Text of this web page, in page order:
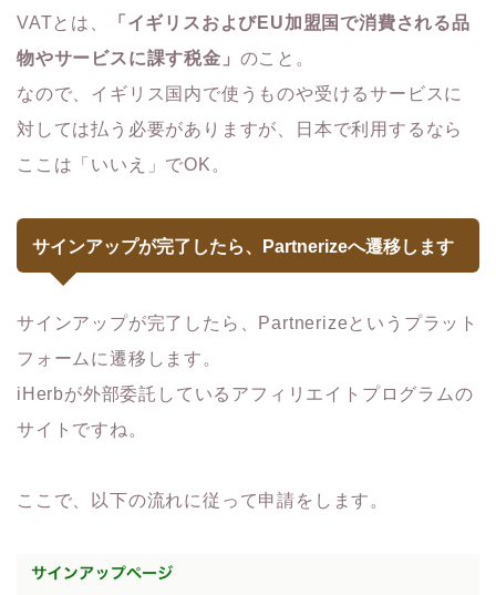
VATとは、
「イギリスおよびEU加盟国で消費される品
物やサービスに課す税金」 のこと。
なので、イギリス国内で使うものや受けるサービスに
対しては払う必要がありますが、日本で利用するなら
ここは「いいえ」でOK。
サインアップが完了したら、Partnerizeへ遷移します
サインアップが完了したら、Partnerizeというプラット
フォームに遷移します。
iHerbが外部委託しているアフィリエイトプログラムの
サイトですね。
ここで、以下の流れに従って申請をします。